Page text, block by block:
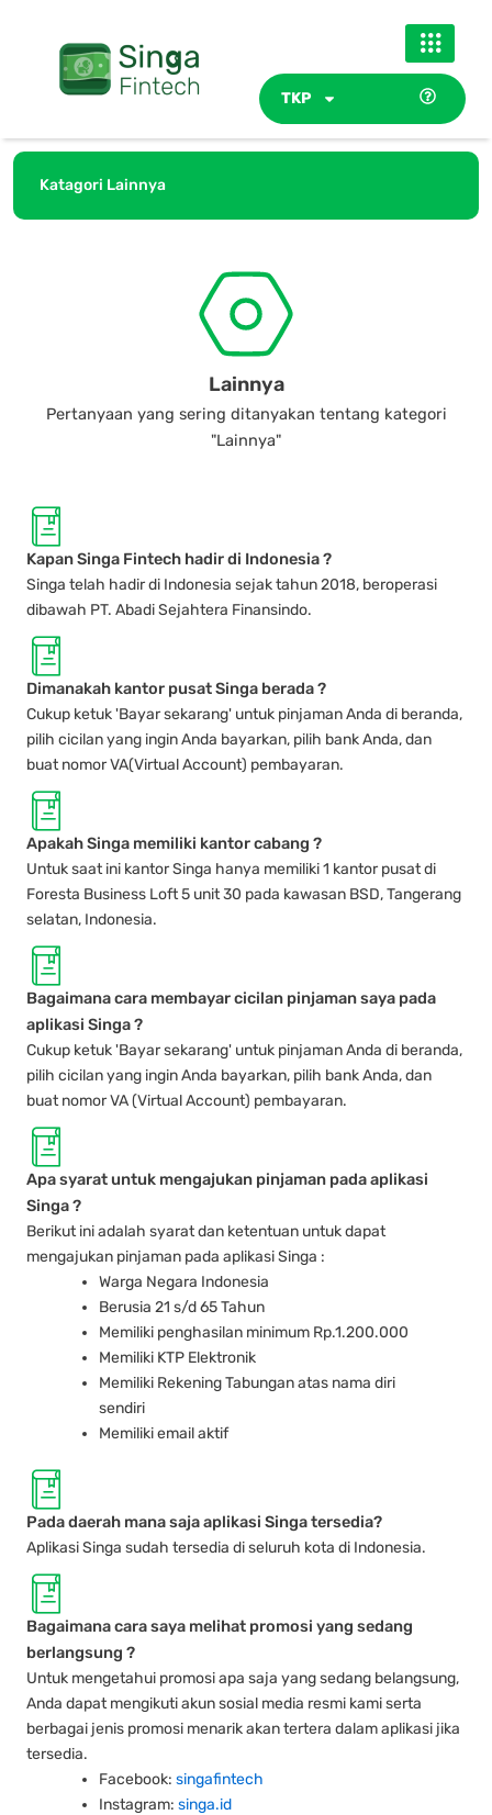
TKP
Katagori Lainnya
Lainnya
Pertanyaan yang sering ditanyakan tentang kategori
"Lainnya"
Kapan Singa Fintech hadir di Indonesia ?
Singa telah hadir di Indonesia sejak tahun 2018, beroperasi
dibawah PT. Abadi Sejahtera Finansindo.
Dimanakah kantor pusat Singa berada ?
Cukup ketuk 'Bayar sekarang' untuk pinjaman Anda di beranda,
pilih cicilan yang ingin Anda bayarkan, pilih bank Anda, dan
buat nomor VA(Virtual Account) pembayaran.
Apakah Singa memiliki kantor cabang ?
Untuk saat ini kantor Singa hanya memiliki 1 kantor pusat di
Foresta Business Loft 5 unit 30 pada kawasan BSD, Tangerang
selatan, Indonesia.
Bagaimana cara membayar cicilan pinjaman saya pada
aplikasi Singa ?
Cukup ketuk 'Bayar sekarang' untuk pinjaman Anda di beranda,
pilih cicilan yang ingin Anda bayarkan, pilih bank Anda, dan
buat nomor VA (Virtual Account) pembayaran.
Apa syarat untuk mengajukan pinjaman pada aplikasi
Singa ?
Berikut ini adalah syarat dan ketentuan untuk dapat
mengajukan pinjaman pada aplikasi Singa :
Warga Negara Indonesia
Berusia 21 s/d 65 Tahun
Memiliki penghasilan minimum Rp.1.200.000
Memiliki KTP Elektronik
Memiliki Rekening Tabungan atas nama diri
sendiri
Memiliki email aktif
Pada daerah mana saja aplikasi Singa tersedia?
Aplikasi Singa sudah tersedia di seluruh kota di Indonesia.
Bagaimana cara saya melihat promosi yang sedang
berlangsung ?
Untuk mengetahui promosi apa saja yang sedang belangsung,
Anda dapat mengikuti akun sosial media resmi kami serta
berbagai jenis promosi menarik akan tertera dalam aplikasi jika
tersedia.
Facebook: singafintech
Instagram: singa.id